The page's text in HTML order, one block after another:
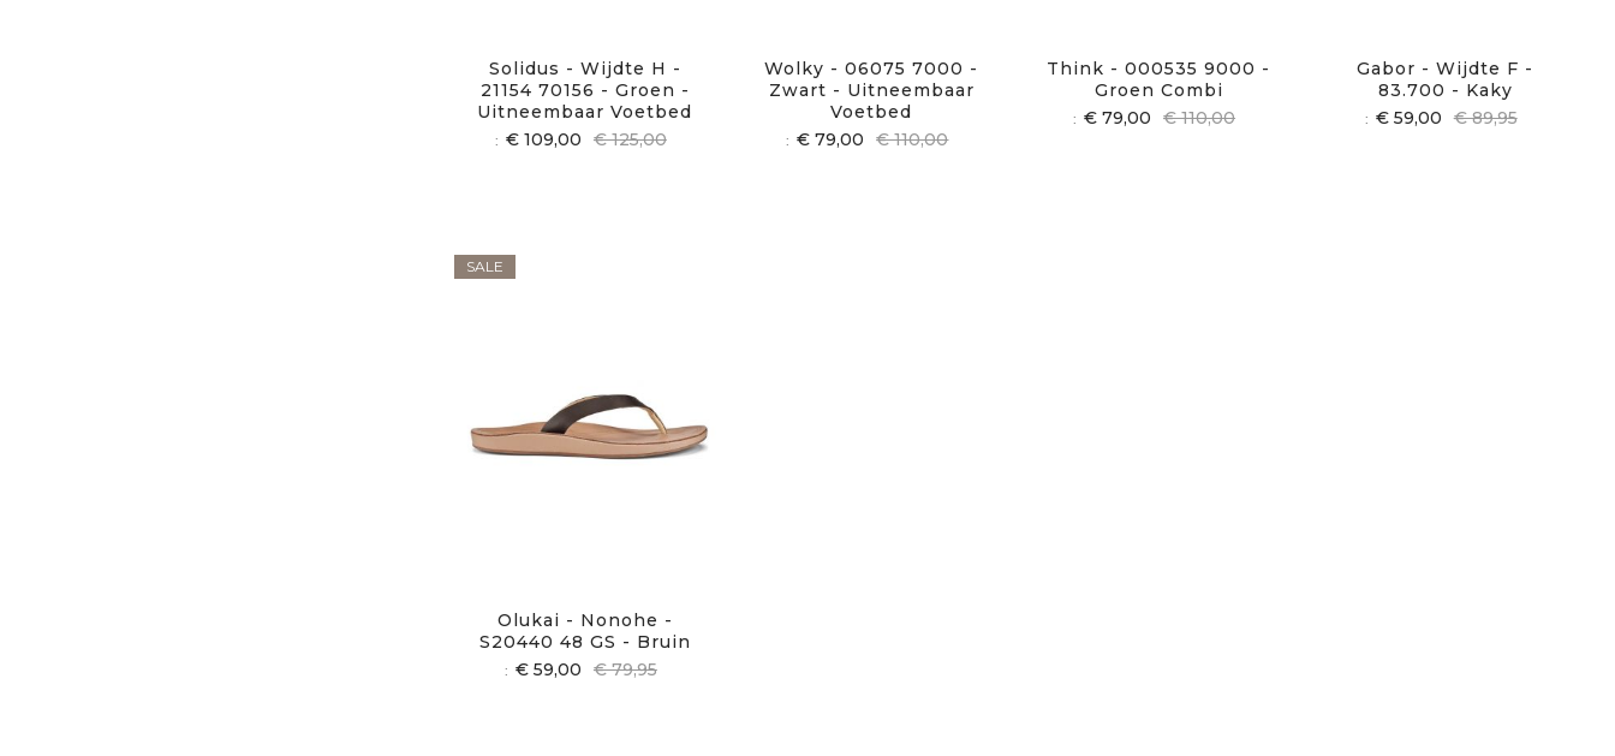
Solidus - Wijdte H -
21154 70156 - Groen -
Uitneembaar Voetbed
€ 109,00
€ 125,00
Wolky - 06075 7000 -
Zwart - Uitneembaar
Voetbed
€ 79,00
€ 110,00
Think - 000535 9000 -
Groen Combi
€ 79,00
€ 110,00
Gabor - Wijdte F -
83.700 - Kaky
€ 59,00 € 89,95
SALE
Olukai - Nonohe -
S20440 48 GS - Bruin
€ 59,00
€ 79,95